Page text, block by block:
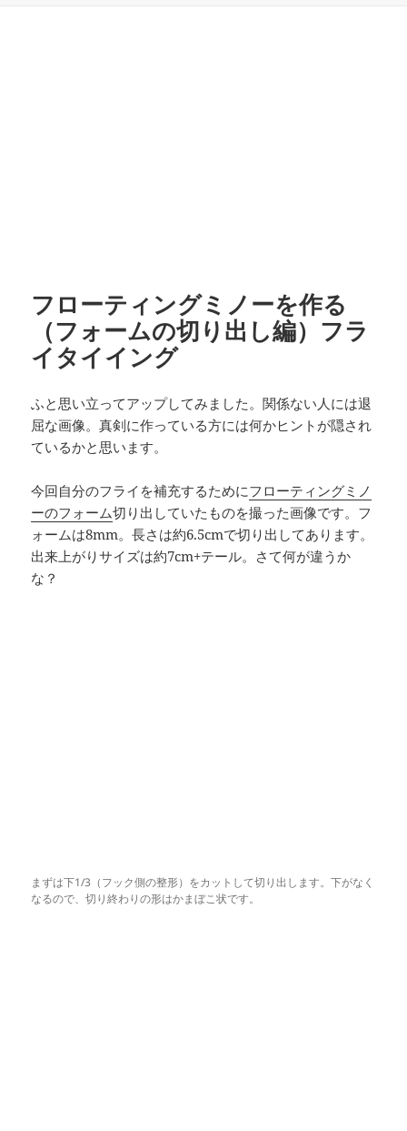
フローティングミノーを作る
（フォームの切り出し編）フラ
イタイイング
ふと思い立ってアップしてみました。関係ない人には退
屈な画像。真剣に作っている方には何かヒントが隠され
ているかと思います。
今回自分のフライを補充するためにフローティングミノ
ーのフォーム切り出していたものを撮った画像です。フ
ォームは8mm。長さは約6.5cmで切り出してあります。
出来上がりサイズは約7cm+テール。さて何が違うか
な？
まずは下1/3（フック側の整形）をカットして切り出します。下がなく
なるので、切り終わりの形はかまぼこ状です。